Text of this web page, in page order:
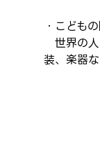
・こども
世界の
装、楽器